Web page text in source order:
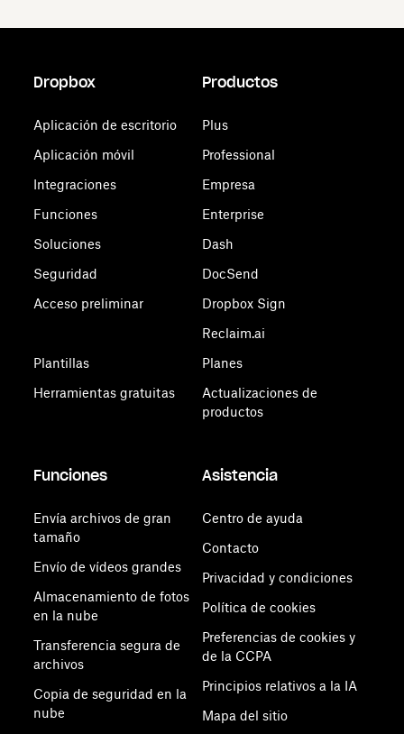
Dropbox
Aplicación de escritorio
Aplicación móvil
Integraciones
Funciones
Soluciones
Seguridad
Acceso preliminar
Plantillas
Herramientas gratuitas
Productos
Plus
Professional
Empresa
Enterprise
Dash
DocSend
Dropbox Sign
Reclaim.ai
Planes
Actualizaciones de
productos
Funciones
Envía archivos de gran
tamaño
Envío de vídeos grandes
Almacenamiento de fotos
en la nube
Transferencia segura de
archivos
Copia de seguridad en la
nube
Asistencia
Centro de ayuda
Contacto
Privacidad y condiciones
Política de cookies
Preferencias de cookies y
de la CCPA
Principios relativos a la IA
Mapa del sitio